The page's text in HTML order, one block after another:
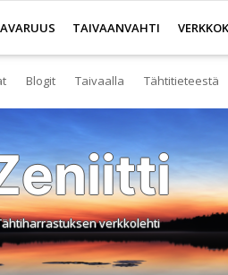
TAIVAANVAHTI
Tuoreimmat
Kosmokseen kirjoitettua
Terveisiä kiertoradalta
Kraatterin reunalta
Blogit
Tähtitaivas
Tähtikartta
Tähtikartta classic
Havaintopaikat
Taivaalla
Usein
Tähtitieteestä
verkkolehti